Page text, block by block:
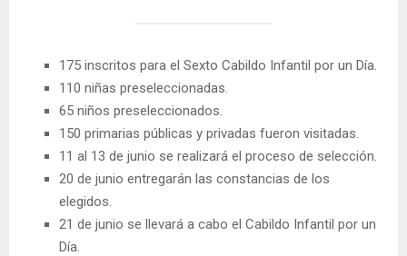
175 inscritos para el Sexto Cabildo Infantil por un Día.
110 niñas preseleccionadas.
65 niños preseleccionados.
150 primarias públicas y privadas fueron visitadas.
11 al 13 de junio se realizará el proceso de selección.
20 de junio entregarán las constancias de los
elegidos.
21 de junio se llevará a cabo el Cabildo Infantil por un
Día.